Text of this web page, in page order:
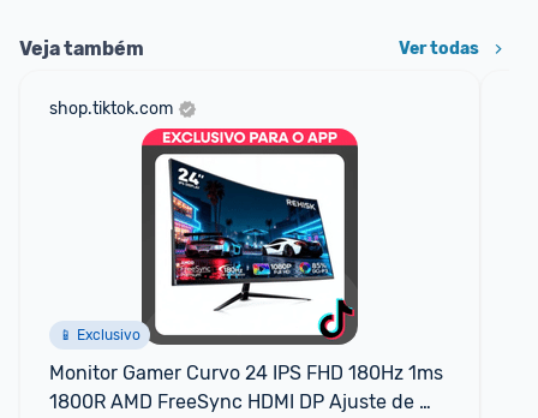
Veja também Ver todas
shop.tiktok.com
📱 Exclusivo
Monitor Gamer Curvo 24 IPS FHD 180Hz 1ms
1800R AMD FreeSync HDMI DP Ajuste de